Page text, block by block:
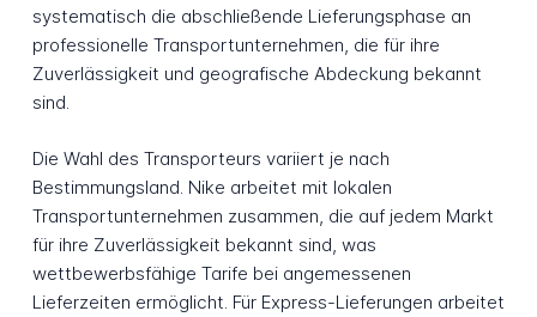
systematisch die abschließende Lieferungsphase an
professionelle Transportunternehmen, die für ihre
Zuverlässigkeit und geografische Abdeckung bekannt
sind.
Die Wahl des Transporteurs variiert je nach
Bestimmungsland. Nike arbeitet mit lokalen
Transportunternehmen zusammen, die auf jedem Markt
für ihre Zuverlässigkeit bekannt sind, was
wettbewerbsfähige Tarife bei angemessenen
Lieferzeiten ermöglicht. Für Express-Lieferungen arbeitet